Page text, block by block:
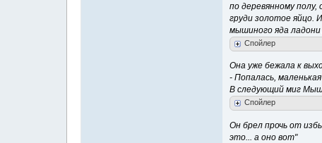
по деревянному
груди золотое яйцо.
мышиного яда ладони
Спойлер
Она уже бежала к
- Попалась,
В следующий миг
Спойлер
Он брел прочь от
это... а оно вот"